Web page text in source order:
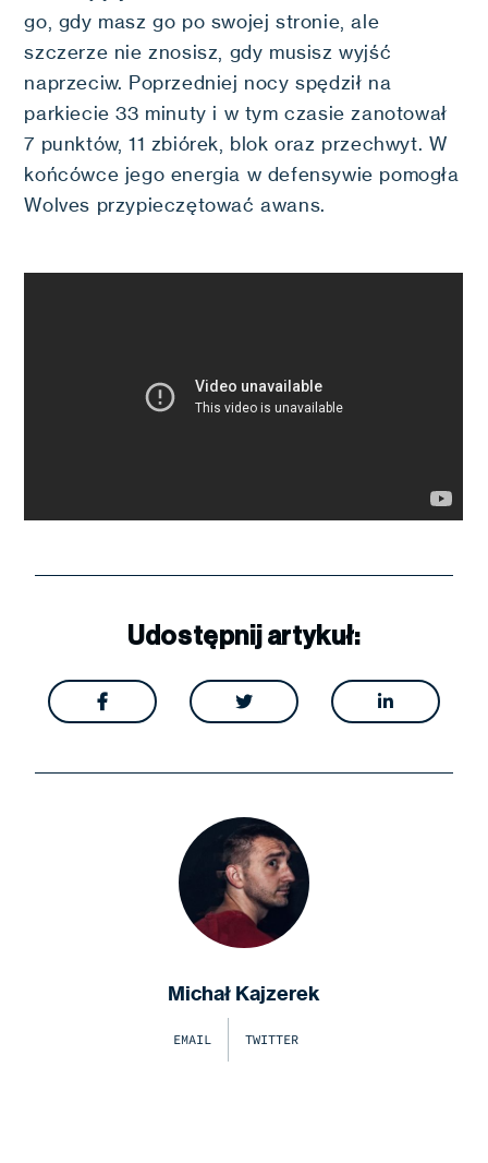
go, gdy masz go po swojej stronie, ale
szczerze nie znosisz, gdy musisz wyjść
naprzeciw. Poprzedniej nocy spędził na
parkiecie 33 minuty i w tym czasie zanotował
7 punktów, 11 zbiórek, blok oraz przechwyt. W
końcówce jego energia w defensywie pomogła
Wolves przypieczętować awans.
Udostępnij artykuł:
  
Michał Kajzerek
EMAIL TWITTER